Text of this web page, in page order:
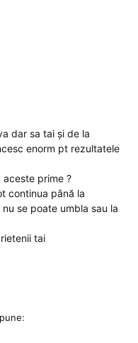
dar sa tai și de la
enorm pt rezultatele
prime ?
continua până la
se poate umbla sau la
tai